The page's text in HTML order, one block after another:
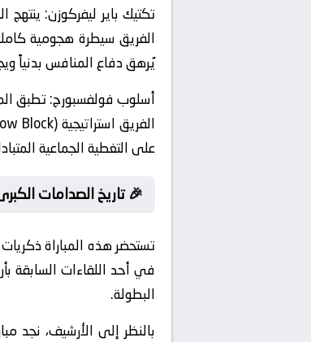
تكتيك باير ليفركوزن: ينتهج
الفريق سيطرة هجومية
يُرهق دفاع المنافس بدنياً
أسلوب فولفسبورج:تطبق
على التغطية الجماعية
🎉 تاريخ الصدامات
تستحضر هذه المباراة
في أحد اللقاءات السابقة
البطولة.
بالنظر إلى الأرشيف، نجد